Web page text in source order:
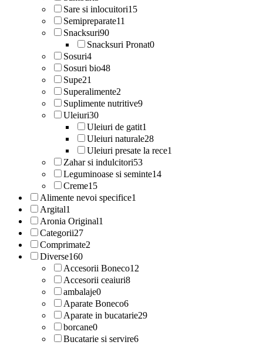
Sare si inlocuitori15
Semipreparate11
Snacksuri90
Snacksuri Pronat0
Sosuri4
Sosuri bio48
Supe21
Superalimente2
Suplimente nutritive9
Uleiuri30
Uleiuri de gatit1
Uleiuri naturale28
Uleiuri presate la rece1
Zahar si indulcitori53
Leguminoase si seminte14
Creme15
Alimente nevoi specifice1
Argital1
Aronia Original1
Categorii27
Comprimate2
Diverse160
Accesorii Boneco12
Accesorii ceaiuri8
ambalaje0
Aparate Boneco6
Aparate in bucatarie29
borcane0
Bucatarie si servire6